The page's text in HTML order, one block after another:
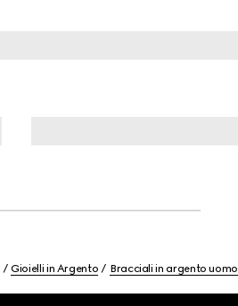
Gioielli in Argento Bracciali in argento uomo